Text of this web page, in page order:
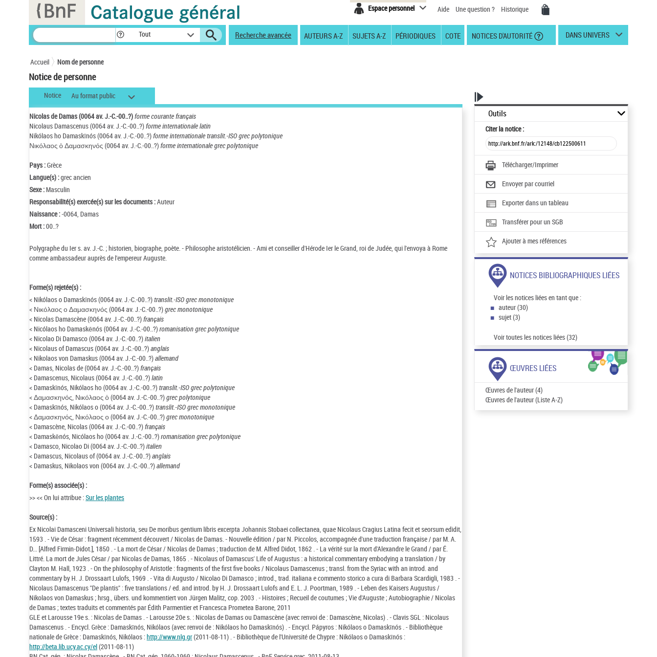
Espace personnel Aide Une question ? Historique
Tout Recherche avancée AUTEURS A-Z SUJETS A-Z PÉRIODIQUES COTE NOTICES D'AUTORITÉ DANS UNIVERS
Accueil Nom de personne
Notice de personne
Notice Au format public
Nicolas de Damas (0064 av. J.-C.-00..?)forme courante français
Nicolaus Damascenus (0064 av. J.-C.-00..?)forme internationale latin
Nikólaos ho Damaskīnós (0064 av. J.-C.-00..?)forme internationale translit.-ISO grec polytonique
Νικόλαος ὁ Δαμασκηνός (0064 av. J.-C.-00..?)forme internationale grec polytonique
Pays :Grèce
Langue(s) :grec ancien
Sexe : Masculin
Responsabilité(s) exercée(s) sur les documents :Auteur
Naissance :-0064, Damas
Mort :00..?
Polygraphe du Ier s. av. J.-C. ; historien, biographe, poète. - Philosophe aristotélicien. - Ami et conseiller d'Hérode Ier le Grand, roi de Judée, qui l'envoya à Rome
comme ambassadeur auprès de l'empereur Auguste.
Forme(s) rejetée(s) :
< Nikólaos o Damaskīnós (0064 av. J.-C.-00..?) translit.-ISO grec monotonique
< Νικόλαος ο Δαμασκηνός (0064 av. J.-C.-00..?)grec monotonique
< Nicolas Damascène (0064 av. J.-C.-00..?)français
< Nicólaos ho Damaskēnós (0064 av. J.-C.-00..?)romanisation grec polytonique
< Nicolao Di Damasco (0064 av. J.-C.-00..?)italien
< Nicolaus of Damascus (0064 av. J.-C.-00..?)anglais
< Nikolaos von Damaskus (0064 av. J.-C.-00..?)allemand
< Damas, Nicolas de (0064 av. J.-C.-00..?)français
< Damascenus, Nicolaus (0064 av. J.-C.-00..?)latin
< Damaskīnós, Nikólaos ho (0064 av. J.-C.-00..?) translit.-ISO grec polytonique
< Δαμασκηνός, Νικόλαος ὁ (0064 av. J.-C.-00..?)grec polytonique
< Damaskīnós, Nikólaos o (0064 av. J.-C.-00..?) translit.-ISO grec monotonique
< Δαμασκηνός, Νικόλαος ο (0064 av. J.-C.-00..?)grec monotonique
< Damascène, Nicolas (0064 av. J.-C.-00..?)français
< Damaskēnós, Nicólaos ho (0064 av. J.-C.-00..?)romanisation grec polytonique
< Damasco, Nicolao Di (0064 av. J.-C.-00..?)italien
< Damascus, Nicolaus of (0064 av. J.-C.-00..?)anglais
< Damaskus, Nikolaos von (0064 av. J.-C.-00..?)allemand
Forme(s) associée(s) :
>> << On lui attribue :Sur les plantes
Source(s) :
Ex Nicolai Damasceni Universali historia, seu De moribus gentium libris excerpta Johannis Stobaei collectanea, quae Nicolaus Cragius Latina fecit et seorsum edidit,
1593 . - Vie de César : fragment récemment découvert / Nicolas de Damas. - Nouvelle édition / par N. Piccolos, accompagnée d'une traduction française / par M. A.
D... [Alfred Firmin-Didot.], 1850 . - La mort de César / Nicolas de Damas ; traduction de M. Alfred Didot, 1862 . - La vérité sur la mort d'Alexandre le Grand / par É.
Littré. La mort de Jules César / par Nicolas de Damas, 1865 . - Nicolaus of Damascus' Life of Augustus : a historical commentary embodying a translation / by
Clayton M. Hall, 1923 . - On the philosophy of Aristotle : fragments of the first five books / Nicolaus Damascenus ; transl. from the Syriac with an introd. and
commentary by H. J. Drossaart Lulofs, 1969 . - Vita di Augusto / Nicolao Di Damasco ; introd., trad. italiana e commento storico a cura di Barbara Scardigli, 1983 . -
Nicolaus Damascenus "De plantis" : five translations / ed. and introd. by H. J. Drossaart Lulofs and E. L. J. Poortman, 1989 . - Leben des Kaisers Augustus /
Nikolaos von Damaskus ; hrsg., übers. und kommentiert von Jürgen Malitz, cop. 2003 . - Histoires ; Recueil de coutumes ; Vie d'Auguste ; Autobiographie / Nicolas
de Damas ; textes traduits et commentés par Édith Parmentier et Francesca Prometea Barone, 2011
GLE et Larousse 19e s. : Nicolas de Damas . - Larousse 20e s. : Nicolas de Damas ou Damascène (avec renvoi de : Damascène, Nicolas) . - Clavis SGL : Nicolaus
Damascenus . - Encycl. Grèce : Damaskīnós, Nikólaos (avec renvoi de : Nikólaos ho Damaskīnós) . - Encycl. Pápyros : Nikólaos o Damaskīnós . - Bibliothèque
nationale de Grèce : Damaskīnós, Nikólaos :http://www.nlg.gr(2011-08-11) . - Bibliothèque de l'Université de Chypre : Nikólaos o Damaskīnós :
http://beta.lib.ucy.ac.cy/el(2011-08-11)
Outils
Citerla notice :
Télécharger/Imprimer
Envoyer par courriel
Exporter dans un tableau
Transférer pour un SGB
Ajouter à mes références
NOTICES BIBLIOGRAPHIQUES LIÉES
Voir les notices liées en tant que :
auteur (30)
sujet (3)
Voir toutes les notices liées (32)
ŒUVRES LIÉES
Œuvres de l'auteur (4)
Œuvres de l'auteur (Liste A-Z)
Panneau de gestion des cookies